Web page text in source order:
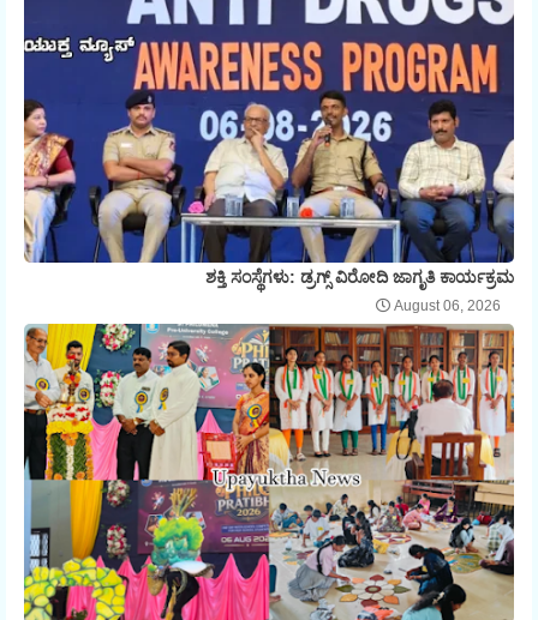
ಶಕ್ತಿ ಸಂಸ್ಥೆಗಳು: ಡ್ರಗ್ಸ್ ವಿರೋದಿ ಜಾಗೃತಿ ಕಾರ್ಯಕ್ರಮ
August 06, 2026